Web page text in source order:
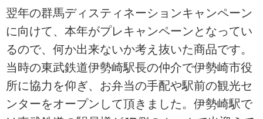
翌年の群馬ディスティネーションキャンペーン
に向けて、本年がプレキャンペーンとなってい
るので、何か出来ないか考え抜いた商品です。
当時の東武鉄道伊勢崎駅長の仲介で伊勢崎市役
所に協力を仰ぎ、お弁当の手配や駅前の観光セ
ンターをオープンして頂きました。伊勢崎駅で